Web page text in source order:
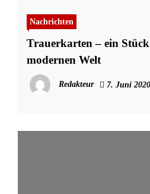
Nachrichten
Trauerkarten – ein
modernen Welt
Redakteur 7. Juni 2020